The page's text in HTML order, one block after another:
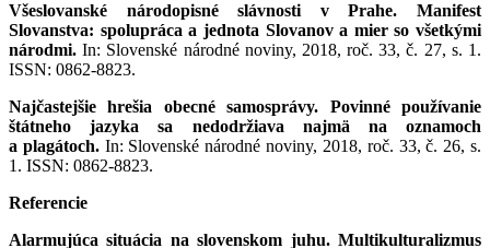
Všeslovanské národopisné slávnosti v Prahe. Manifest
Slovanstva: spolupráca a jednota Slovanov a mier so všetkými
národmi.In: Slovenské národné noviny, 2018, roč. 33, č. 27, s. 1.
ISSN: 0862-8823.
Najčastejšie hrešia obecné samosprávy. Povinné používanie
štátneho jazyka sa nedodržiava najmä na oznamoch
a plagátoch. In: Slovenské národné noviny, 2018, roč. 33, č. 26, s.
1. ISSN: 0862-8823.
Referencie
Alarmujúca situácia na slovenskom juhu. Multikulturalizmus